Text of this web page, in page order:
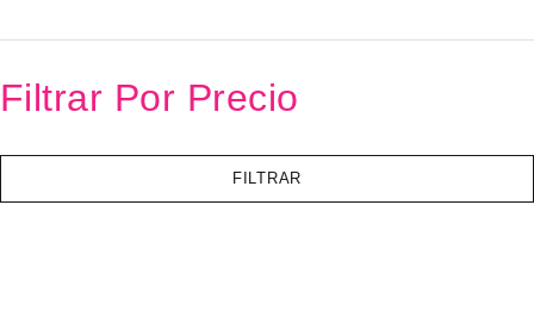
Filtrar Por Precio
FILTRAR